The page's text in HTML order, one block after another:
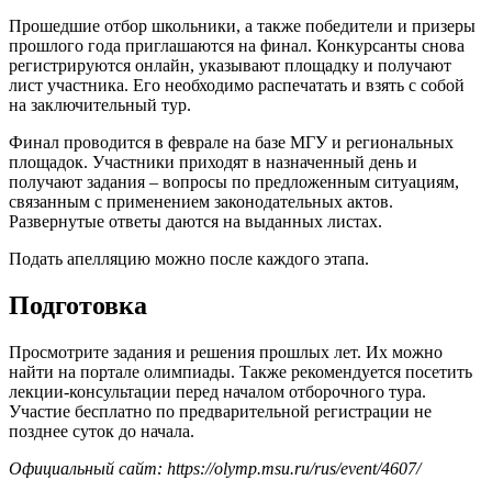
Прошедшие отбор школьники, а также победители и призеры
прошлого года приглашаются на финал. Конкурсанты снова
регистрируются онлайн, указывают площадку и получают
лист участника. Его необходимо распечатать и взять с собой
на заключительный тур.
Финал проводится в феврале на базе МГУ и региональных
площадок. Участники приходят в назначенный день и
получают задания – вопросы по предложенным ситуациям,
связанным с применением законодательных актов.
Развернутые ответы даются на выданных листах.
Подать апелляцию можно после каждого этапа.
Подготовка
Просмотрите задания и решения прошлых лет. Их можно
найти на портале олимпиады. Также рекомендуется посетить
лекции-консультации перед началом отборочного тура.
Участие бесплатно по предварительной регистрации не
позднее суток до начала.
Официальный сайт: https://olymp.msu.ru/rus/event/4607/